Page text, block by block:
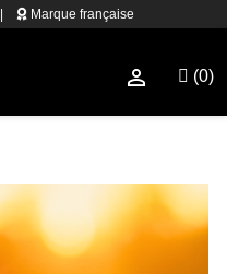
Marque française
(0)
